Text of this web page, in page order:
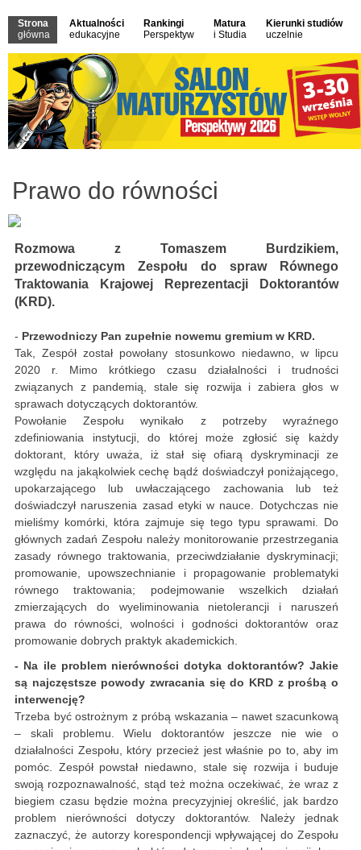
Strona
główna
Aktualności
edukacyjne
Rankingi
Perspektyw
Matura
i Studia
Kierunki studiów
uczelnie
Prawo do równości
Rozmowa z Tomaszem Burdzikiem,
przewodniczącym Zespołu do spraw Równego
Traktowania Krajowej Reprezentacji Doktorantów
(KRD).
- Przewodniczy Pan zupełnie nowemu gremium w KRD.
Tak, Zespół został powołany stosunkowo niedawno, w lipcu
2020 r. Mimo krótkiego czasu działalności i trudności
związanych z pandemią, stale się rozwija i zabiera głos w
sprawach dotyczących doktorantów.
Powołanie Zespołu wynikało z potrzeby wyraźnego
zdefiniowania instytucji, do której może zgłosić się każdy
doktorant, który uważa, iż stał się ofiarą dyskryminacji ze
względu na jakąkolwiek cechę bądź doświadczył poniżającego,
upokarzającego lub uwłaczającego zachowania lub też
doświadczył naruszenia zasad etyki w nauce. Dotychczas nie
mieliśmy komórki, która zajmuje się tego typu sprawami. Do
głównych zadań Zespołu należy monitorowanie przestrzegania
zasady równego traktowania, przeciwdziałanie dyskryminacji;
promowanie, upowszechnianie i propagowanie problematyki
równego traktowania; podejmowanie wszelkich działań
zmierzających do wyeliminowania nietolerancji i naruszeń
prawa do równości, wolności i godności doktorantów oraz
promowanie dobrych praktyk akademickich.
- Na ile problem nierówności dotyka doktorantów? Jakie
są najczęstsze powody zwracania się do KRD z prośbą o
interwencję?
Trzeba być ostrożnym z próbą wskazania – nawet szacunkową
– skali problemu. Wielu doktorantów jeszcze nie wie o
działalności Zespołu, który przecież jest właśnie po to, aby im
pomóc. Zespół powstał niedawno, stale się rozwija i buduje
swoją rozpoznawalność, stąd też można oczekiwać, że wraz z
biegiem czasu będzie można precyzyjniej określić, jak bardzo
problem nierówności dotyczy doktorantów. Należy jednak
zaznaczyć, że autorzy korespondencji wpływającej do Zespołu